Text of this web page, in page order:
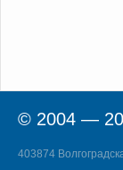
© 2004 —
403874